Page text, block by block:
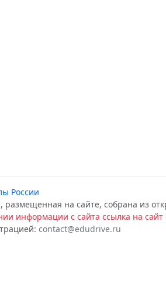
России
на сайте, собрана из
информации с сайта ссылка на сайт
contact@edudrive.ru